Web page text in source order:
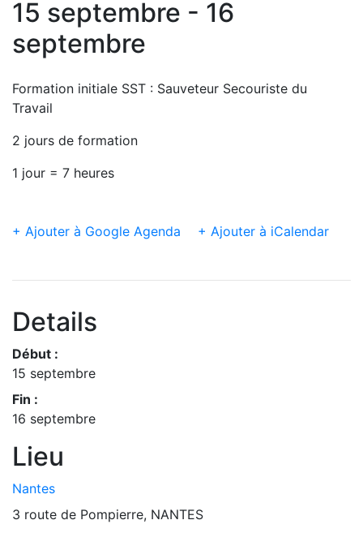
15 septembre - 16
septembre
Formation initiale SST : Sauveteur Secouriste du
Travail
2 jours de formation
1 jour = 7 heures
+ Ajouter à Google Agenda + Ajouter à iCalendar
Details
Début :
15 septembre
Fin :
16 septembre
Lieu
Nantes
3 route de Pompierre, NANTES